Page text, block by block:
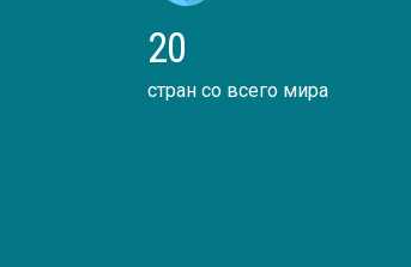
20
стран со всего мира